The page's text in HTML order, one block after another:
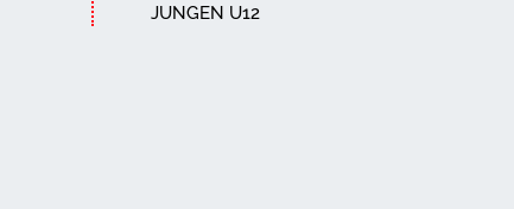
JUNGEN U12